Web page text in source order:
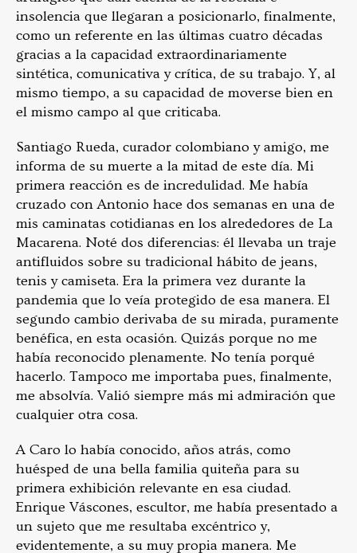
insolencia que llegaran a posicionarlo, finalmente,
como un referente en las últimas cuatro décadas
gracias a la capacidad extraordinariamente
sintética, comunicativa y crítica, de su trabajo. Y, al
mismo tiempo, a su capacidad de moverse bien en
el mismo campo al que criticaba.
Santiago Rueda, curador colombiano y amigo, me
informa de su muerte a la mitad de este día. Mi
primera reacción es de incredulidad. Me había
cruzado con Antonio hace dos semanas en una de
mis caminatas cotidianas en los alrededores de La
Macarena. Noté dos diferencias: él llevaba un traje
antifluidos sobre su tradicional hábito de jeans,
tenis y camiseta. Era la primera vez durante la
pandemia que lo veía protegido de esa manera. El
segundo cambio derivaba de su mirada, puramente
benéfica, en esta ocasión. Quizás porque no me
había reconocido plenamente. No tenía porqué
hacerlo. Tampoco me importaba pues, finalmente,
me absolvía. Valió siempre más mi admiración que
cualquier otra cosa.
A Caro lo había conocido, años atrás, como
huésped de una bella familia quiteña para su
primera exhibición relevante en esa ciudad.
Enrique Váscones, escultor, me había presentado a
un sujeto que me resultaba excéntrico y,
evidentemente, a su muy propia manera. Me